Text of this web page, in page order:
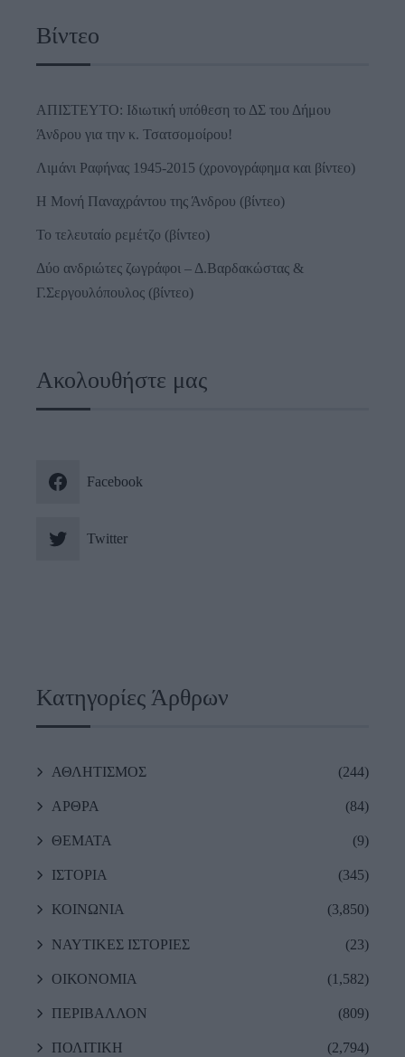
Βίντεο
ΑΠΙΣΤΕΥΤΟ: Ιδιωτική υπόθεση το ΔΣ του Δήμου
Άνδρου για την κ. Τσατσομοίρου!
Λιμάνι Ραφήνας 1945-2015 (χρονογράφημα και βίντεο)
Η Μονή Παναχράντου της Άνδρου (βίντεο)
Το τελευταίο ρεμέτζο (βίντεο)
Δύο ανδριώτες ζωγράφοι – Δ.Βαρδακώστας &
Γ.Σεργουλόπουλος (βίντεο)
Ακολουθήστε μας
Facebook
Twitter
Κατηγορίες Άρθρων
ΑΘΛΗΤΙΣΜΟΣ (244)
ΑΡΘΡΑ (84)
ΘΕΜΑΤΑ (9)
ΙΣΤΟΡΙΑ (345)
ΚΟΙΝΩΝΙΑ (3,850)
ΝΑΥΤΙΚΕΣ ΙΣΤΟΡΙΕΣ (23)
ΟΙΚΟΝΟΜΙΑ (1,582)
ΠΕΡΙΒΑΛΛΟΝ (809)
ΠΟΛΙΤΙΚΗ (2,794)